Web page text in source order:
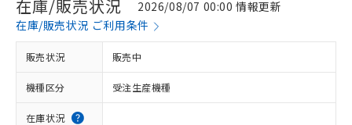
在庫/販売状況
2026/08/07 00:00 情報更新
在庫/販売状況 ご利用条件
販売状況 販売中
機種区分 受注生産機種
在庫状況